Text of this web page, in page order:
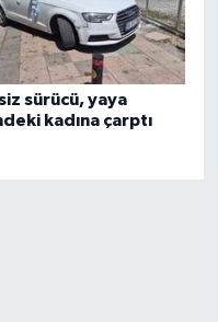
sürücü, yaya
kadına çarptı